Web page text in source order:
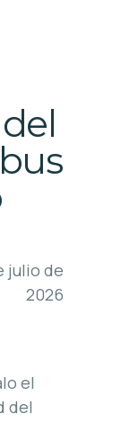
julio de
2026
el
del